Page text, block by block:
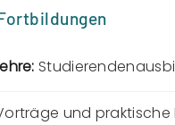
und praktische